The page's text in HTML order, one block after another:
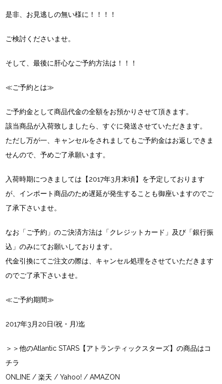
是非、お見逃しの無い様に！！！！
ご検討くださいませ。
そして、最後に肝心なご予約方法は！！！
≪ご予約とは≫
ご予約金として商品代金の全額をお預かりさせて頂きます。
該当商品が入荷致しましたら、すぐに発送させていただきます。
ただし万が一、キャンセルをされましてもご予約金はお返しできま
せんので、予めご了承願います。
入荷時期につきましては 【2017年3月末頃】 を予定しております
が、インポート商品のため遅延が発生することも御座いますのでご
了承下さいませ。
なお「ご予約」のご決済方法は「クレジットカード」及び「銀行振
込」のみにてお願いしております。
代金引換にてご注文の際は、キャンセル処理をさせていただきます
のでご了承下さいませ。
≪ご予約期間≫
2017年3月20日(祝・月)迄
＞＞他のAtlantic STARS【アトランティックスターズ】の商品はコ
チラ
ONLINE /楽天 /Yahoo! /AMAZON